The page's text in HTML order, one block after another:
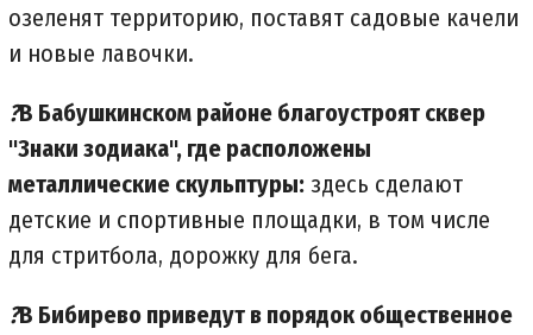
озеленят территорию, поставят садовые качели
и новые лавочки.
?В Бабушкинском районе благоустроят сквер
"Знаки зодиака", где расположены
металлические скульптуры: здесь сделают
детские и спортивные площадки, в том числе
для стритбола, дорожку для бега.
?В Бибирево приведут в порядок общественное